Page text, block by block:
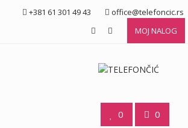
+381 61 301 49 43 office@telefoncic.rs
MOJ NALOG
0 0